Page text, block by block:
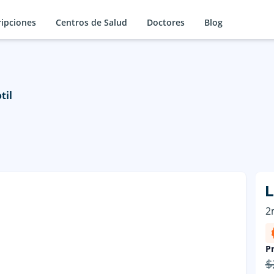
Centros de Salud Doctores Blog